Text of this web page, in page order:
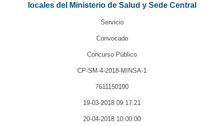
locales del Ministerio de Salud y Sede Central
Servicio
Convocado
Concurso Público
CP-SM-4-2018-MINSA-1
7611150100
19-03-2018 09:17:21
20-04-2018 10:00:00